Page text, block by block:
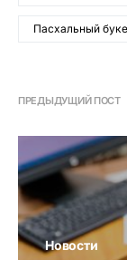
Пасхальный
ПРЕДЫДУЩИЙ ПОСТ
Новости